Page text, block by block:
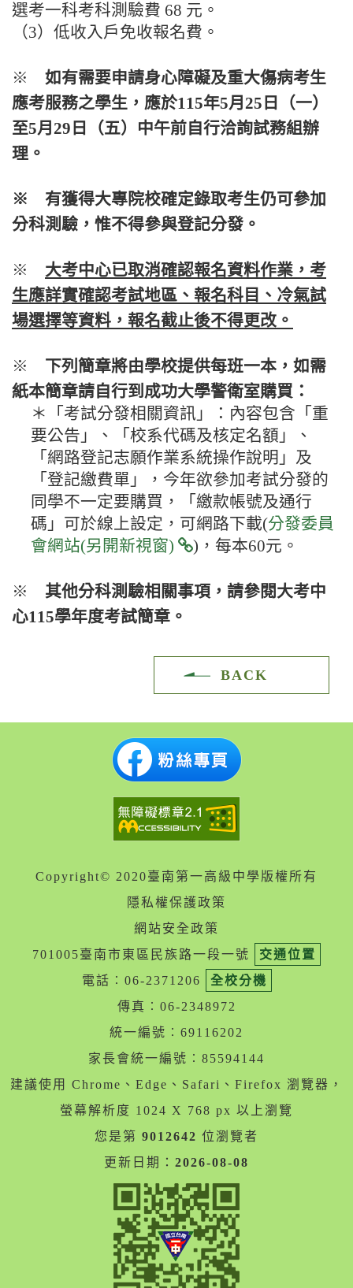
選考一科考科測驗費 68 元。
（3）低收入戶免收報名費。
※ 如有需要申請身心障礙及重大傷病考生
應考服務之學生，應於115年5月25日（一）
至5月29日（五）中午前自行洽詢試務組辦
理。
※ 有獲得大專院校確定錄取考生仍可參加
分科測驗，惟不得參與登記分發。
※ 大考中心已取消確認報名資料作業，考
生應詳實確認考試地區、報名科目、冷氣試
場選擇等資料，報名截止後不得更改。
※ 下列簡章將由學校提供每班一本，如需
紙本簡章請自行到成功大學警衛室購買：
＊「考試分發相關資訊」：內容包含「重
要公告」、「校系代碼及核定名額」、
「網路登記志願作業系統操作說明」及
「登記繳費單」，今年欲參加考試分發的
同學不一定要購買，「繳款帳號及通行
碼」可於線上設定，可網路下載(分發委員
會網站(另開新視窗)
)，每本60元。
※ 其他分科測驗相關事項，請參閱大考中
心115學年度考試簡章。
BACK
Copyright© 2020臺南第一高級中學版權所有
隱私權保護政策
網站安全政策
701005臺南市東區民族路一段一號
交通位置
電話︰06-2371206
全校分機
傳真︰06-2348972
統一編號︰69116202
家長會統一編號︰85594144
建議使用 Chrome、Edge、Safari、Firefox 瀏覽器，
螢幕解析度 1024 X 768 px 以上瀏覽
您是第 9012642 位瀏覽者
更新日期： 2026-08-08